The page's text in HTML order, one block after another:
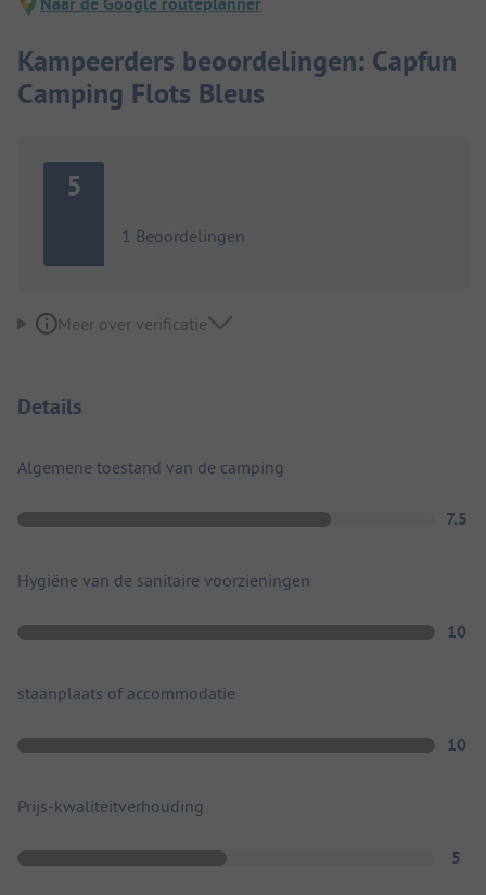
Kampeerders beoordelingen: Capfun
Camping Flots Bleus
5
1 Beoordelingen
Meer over verificatie
Details
Algemene toestand van de camping
7.5
Hygiëne van de sanitaire voorzieningen
10
staanplaats of accommodatie
10
Prijs-kwaliteitverhouding
5